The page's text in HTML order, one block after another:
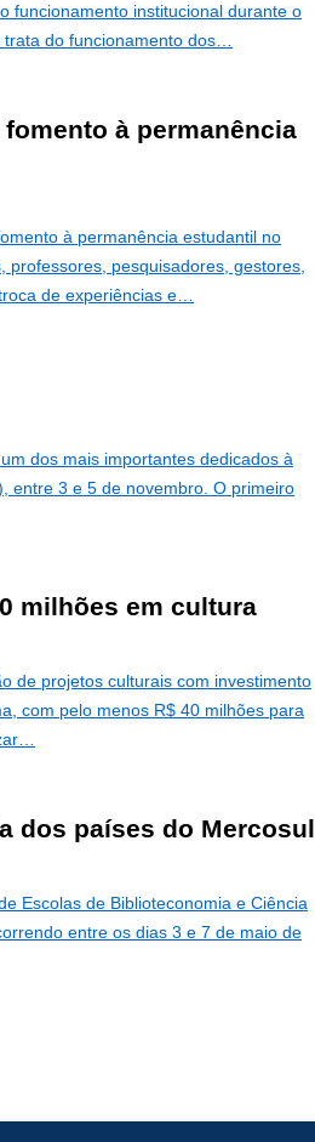
funcionamento institucional durante o
do funcionamento dos…
à permanência
à permanência estudantil no
pesquisadores, gestores,
de experiências e…
dos mais importantes dedicados à
entre 3 e 5 de novembro. O primeiro
milhões em cultura
de projetos culturais com investimento
com pelo menos R$ 40 milhões para
dos países do Mercosul
Escolas de Biblioteconomia e Ciência
entre os dias 3 e 7 de maio de